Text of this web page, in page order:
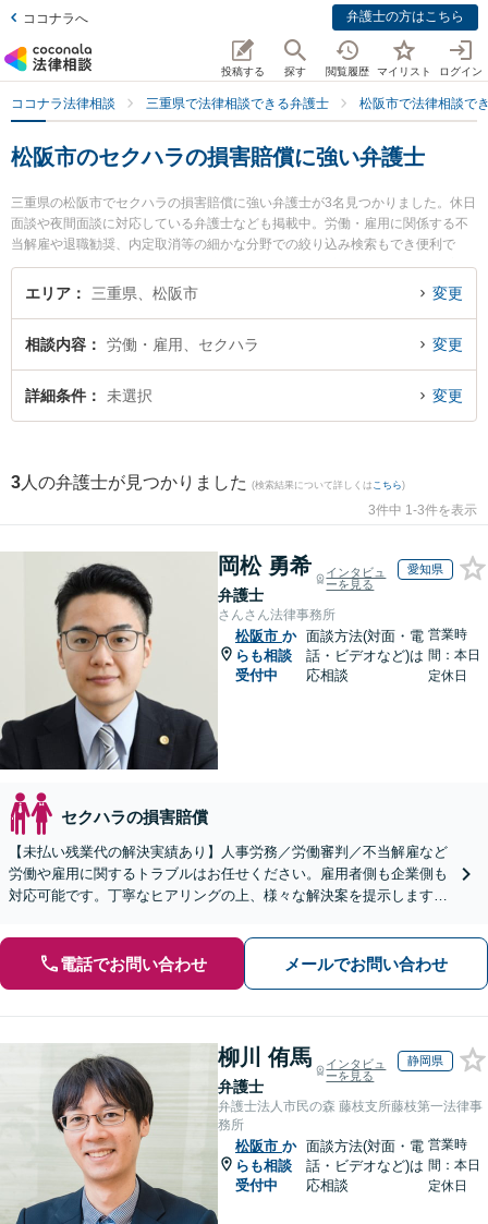
ココナラへ 弁護士の方はこちら
投稿する 探す 閲覧履歴 マイリスト ログイン
ココナラ法律相談 三重県で法律相談できる弁護士 松阪市で法律相談で
松阪市のセクハラの損害賠償に強い弁護士
三重県の松阪市でセクハラの損害賠償に強い弁護士が3名見つかりました。休日
面談や夜間面談に対応している弁護士なども掲載中。労働・雇用に関係する不
当解雇や退職勧奨、内定取消等の細かな分野での絞り込み検索もでき便利で
す。特に松阪みらい法律事務所の渡部 鎮行弁護士や本庄法律事務所の本庄 美和
子弁護士、山本法律事務所の山本 哲也弁護士のプロフィール情報や弁護士費
のトラブル解決の実績豊富な近くの弁護士を検索したい』『初回相談無料でセ
クハラの損害賠償を法律相談できる松阪市内の弁護士に相談予約したい』など
でお困りの相談者さんにおすすめです。
エリア 三重県、松阪市 変更
相談内容 労働・雇用、セクハラ 変更
詳細条件 未選択 変更
3 人の弁護士が見つかりました (検索結果について詳しくは こちら)
3件中 1-3件を表示
岡松 勇希
弁護士
インタビュ
ーを見る
愛知県
さんさん法律事務所
松阪市 か
らも相談
受付中
面談方法(対面・電
話・ビデオなど)は
応相談
営業時
間：本日
定休日
セクハラの損害賠償
【未払い残業代の解決実績あり】人事労務／労働審判／不当解雇など
労働や雇用に関するトラブルはお任せください。雇用者側も企業側も
対応可能です。丁寧なヒアリングの上、様々な解決案を提示します
電話でお問い合わせ メールでお問い合わせ
柳川 侑馬
弁護士
インタビュ
ーを見る
静岡県
弁護士法人市民の森 藤枝支所藤枝第一法律事
務所
松阪市 か
らも相談
受付中
面談方法(対面・電
話・ビデオなど)は
応相談
営業時
間：本日
定休日